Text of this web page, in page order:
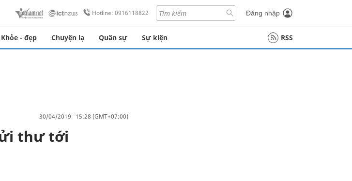
Hotline: 0916118822 Đăng nhập
Khỏe - đẹp Chuyện lạ Quân sự Sự kiện RSS
30/04/2019 15:28 (GMT+07:00)
thư tới